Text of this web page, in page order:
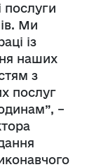
послуги
Ми
із
наших
з
послуг
–